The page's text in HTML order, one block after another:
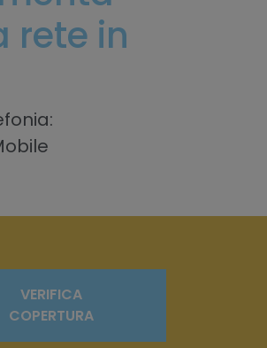
rete in
VERIFICA
COPERTURA